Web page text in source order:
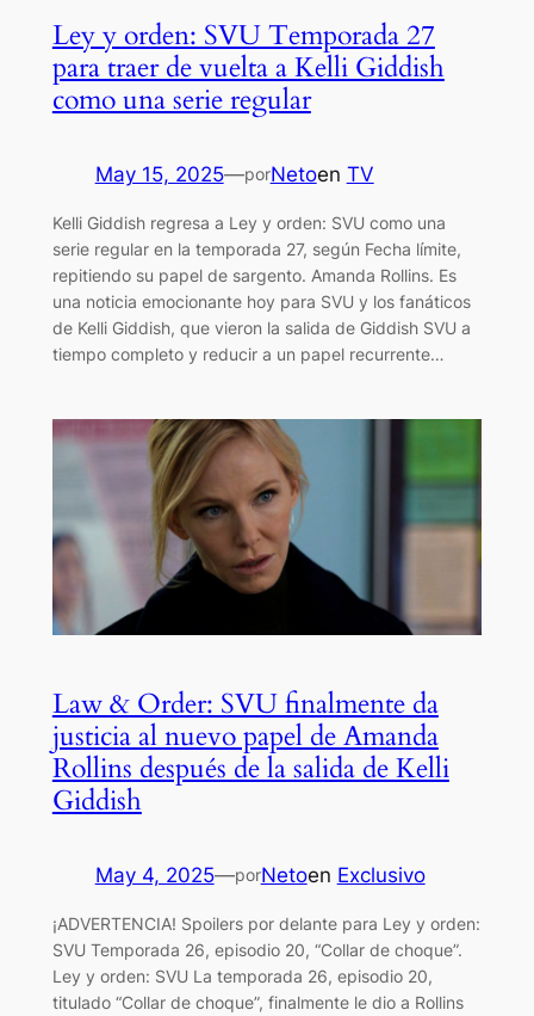
Ley y orden: SVU Temporada 27
para traer de vuelta a Kelli Giddish
como una serie regular
May 15, 2025—porNetoen TV
Kelli Giddish regresa a Ley y orden: SVU como una
serie regular en la temporada 27, según Fecha límite,
repitiendo su papel de sargento. Amanda Rollins. Es
una noticia emocionante hoy para SVU y los fanáticos
de Kelli Giddish, que vieron la salida de Giddish SVU a
tiempo completo y reducir a un papel recurrente…
Law & Order: SVU finalmente da
justicia al nuevo papel de Amanda
Rollins después de la salida de Kelli
Giddish
May 4, 2025—porNetoen Exclusivo
¡ADVERTENCIA! Spoilers por delante para Ley y orden:
SVU Temporada 26, episodio 20, “Collar de choque”.
Ley y orden: SVU La temporada 26, episodio 20,
titulado “Collar de choque”, finalmente le dio a Rollins